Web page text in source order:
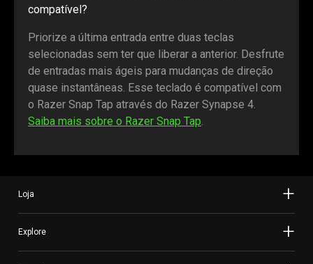
compatível?
Priorize a última entrada entre duas teclas
selecionadas sem ter que liberar a anterior. Desfrute
de entradas mais ágeis para mudanças de direção
quase instantâneas. Esse teclado é compatível com
o Razer Snap Tap através do Razer Synapse 4.
Saiba mais sobre o Razer Snap Tap
Loja
Explore